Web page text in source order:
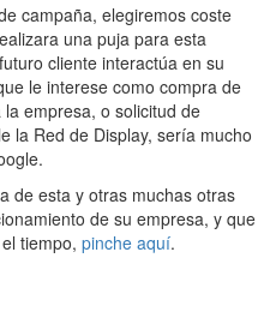
campaña, elegiremos coste
una puja para esta
cliente interactúa en su
le interese como compra de
empresa, o solicitud de
la Red de Display, sería mucho
de esta y otras muchas otras
de su empresa, y que
tiempo, pinche aquí.